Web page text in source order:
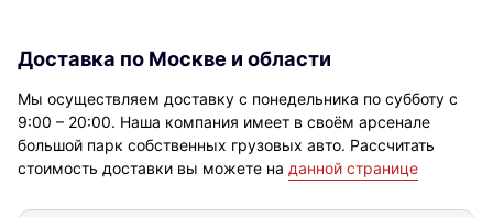
Доставка по Москве и области
Мы осуществляем доставку с понедельника по субботу с
9:00 – 20:00. Наша компания имеет в своём арсенале
большой парк собственных грузовых авто. Рассчитать
стоимость доставки вы можете на данной странице